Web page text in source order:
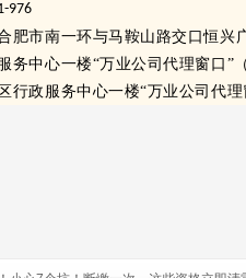
976
肥市南一环与马鞍山路交口恒兴
务中心一楼“万业公司代理窗口”
行政服务中心一楼“万业公司代理